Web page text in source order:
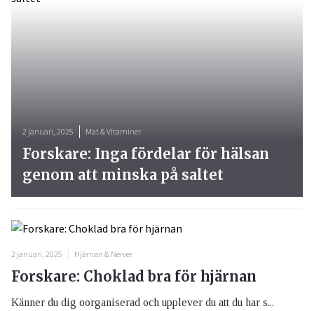
2 januari, 2025 Mat & Vitaminer
Forskare: Inga fördelar för hälsan
genom att minska på saltet
2 januari, 2025 Hjärnan & Nerver
Forskare: Choklad bra för hjärnan
Känner du dig oorganiserad och upplever du att du har s...